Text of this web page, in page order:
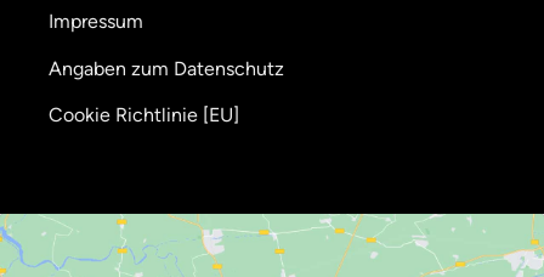
Impressum
Angaben zum Datenschutz
Cookie Richtlinie [EU]